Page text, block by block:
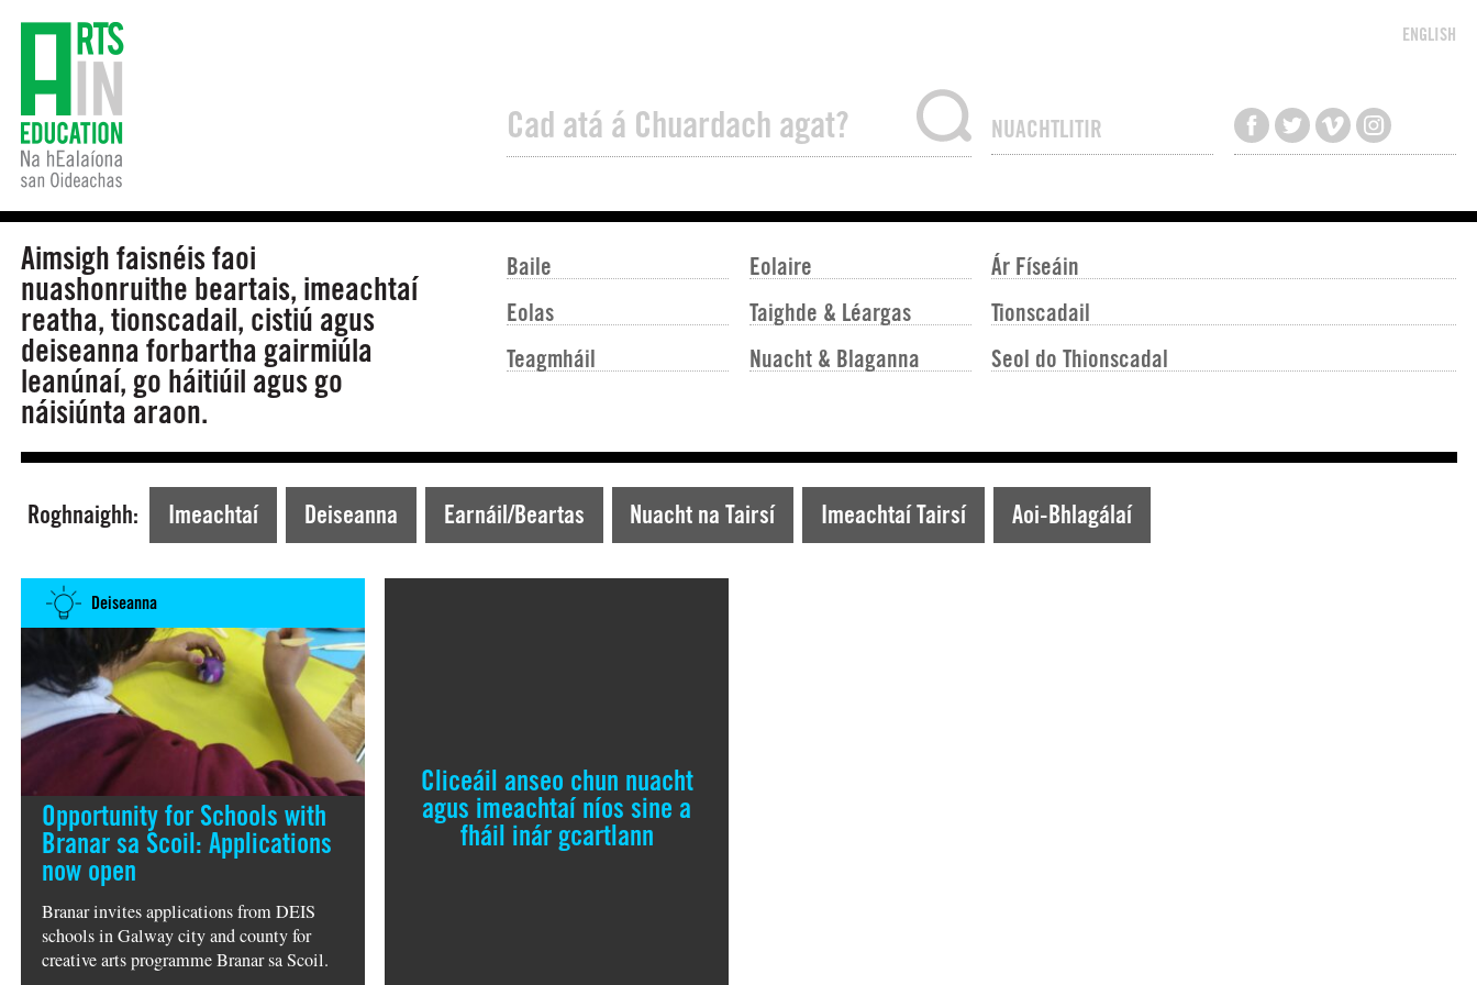
ENGLISH
NUACHTLITIR
Baile
Eolas
Teagmháil
Eolaire
Taighde & Léargas
Nuacht & Blaganna
Ár Físeáin
Tionscadail
Seol do Thionscadal
Aimsigh faisnéis faoi
nuashonruithe beartais, imeachtaí
reatha, tionscadail, cistiú agus
deiseanna forbartha gairmiúla
leanúnaí, go háitiúil agus go
náisiúnta araon.
Roghnaighh: Imeachtaí Deiseanna Earnáil/Beartas Nuacht na Tairsí Imeachtaí Tairsí Aoi-Bhlagálaí
Tá tú ag Amharc faoi láthair ar >
Deiseanna
Opportunity for Schools with
Branar sa Scoil: Applications
now open
Branar invites applications from DEIS
schools in Galway city and county for
creative arts programme Branar sa Scoil.
Cliceáil anseo chun nuacht
agus imeachtaí níos sine a
fháil inár gcartlann